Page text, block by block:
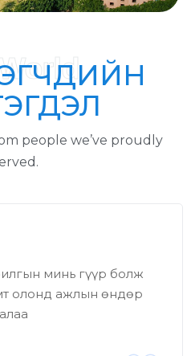
people we’ve proudly
минь гүүр болж
олонд ажлын өндөр